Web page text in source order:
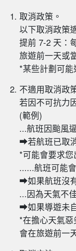
取消政策。
以下取消政策
提前 7-2 天：
旅遊前一天或
*某些計劃可
不適用取消政
若因不可抗力
(範例)
...航班因颱風
➡若航班已取
*可能會要求您
......航班可能
➡如果航班沒
...因為天氣不
➡如果導遊未
*在擔心天氣
會在旅遊前一